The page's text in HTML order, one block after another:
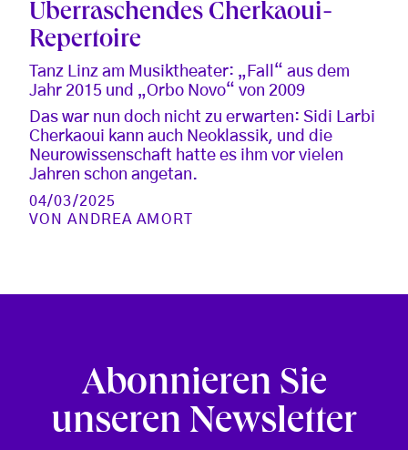
Überraschendes Cherkaoui-
Repertoire
Tanz Linz am Musiktheater: „Fall“ aus dem
Jahr 2015 und „Orbo Novo“ von 2009
Das war nun doch nicht zu erwarten: Sidi Larbi
Cherkaoui kann auch Neoklassik, und die
Neurowissenschaft hatte es ihm vor vielen
Jahren schon angetan.
04/03/2025
VONANDREA AMORT
Abonnieren Sie
unseren Newsletter